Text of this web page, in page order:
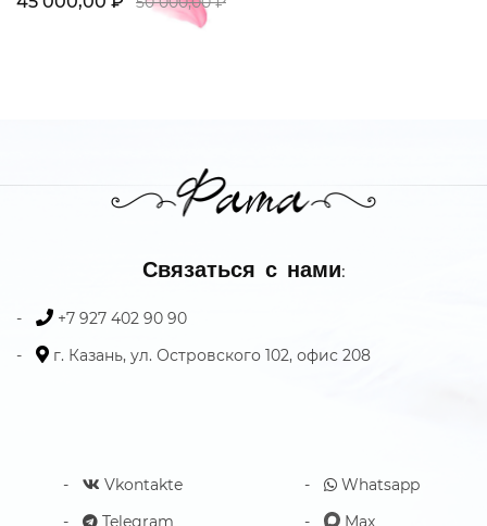
Связаться с нами:
+7 927 402 90 90
г. Казань, ул. Островского 102, офис 208
Vkontakte
Telegram
Whatsapp
Max